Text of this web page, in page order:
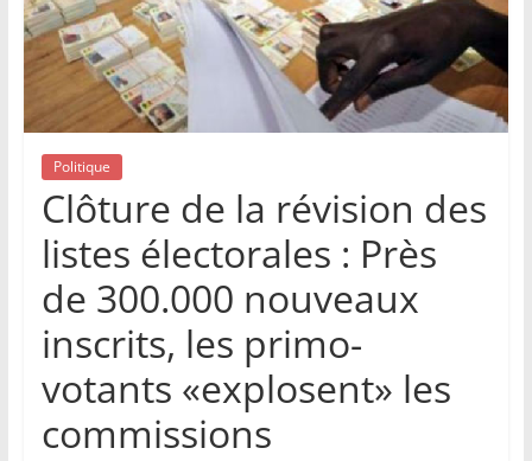
Politique
Clôture de la révision des
listes électorales : Près
de 300.000 nouveaux
inscrits, les primo-
votants «explosent» les
commissions